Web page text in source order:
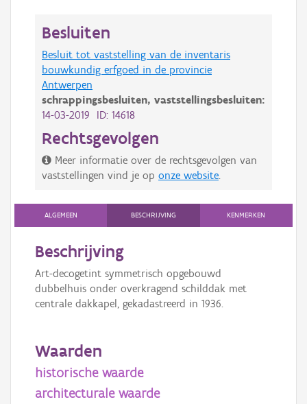
Besluiten
Besluit tot vaststelling van de inventaris
bouwkundig erfgoed in de provincie
Antwerpen
schrappingsbesluiten, vaststellingsbesluiten:
14-03-2019 ID: 14618
Rechtsgevolgen
Meer informatie over de rechtsgevolgen van
vaststellingen vind je op onze website
ALGEMEEN BESCHRIJVING KENMERKEN
Beschrijving
Art-decogetint symmetrisch opgebouwd
dubbelhuis onder overkragend schilddak met
centrale dakkapel, gekadastreerd in 1936.
Waarden
historische waarde
architecturale waarde